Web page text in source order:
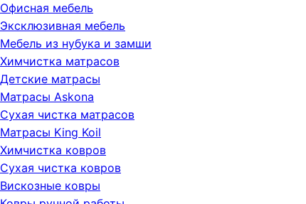
Офисная мебель
Эксклюзивная мебель
Мебель из нубука и замши
Химчистка матрасов
Детские матрасы
Матрасы Askona
Сухая чистка матрасов
Матрасы King Koil
Химчистка ковров
Сухая чистка ковров
Вискозные ковры